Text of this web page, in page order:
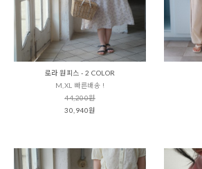
로라 원피스 - 2 COLOR
M,XL 빠른배송 !
44,200원
30,940원